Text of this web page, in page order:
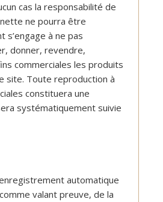
cas la responsabilité de
ne pourra être
s’engage à ne pas
donner, revendre,
commerciales les produits
site. Toute reproduction à
constituera une
systématiquement suivie
automatique
valant preuve, de la